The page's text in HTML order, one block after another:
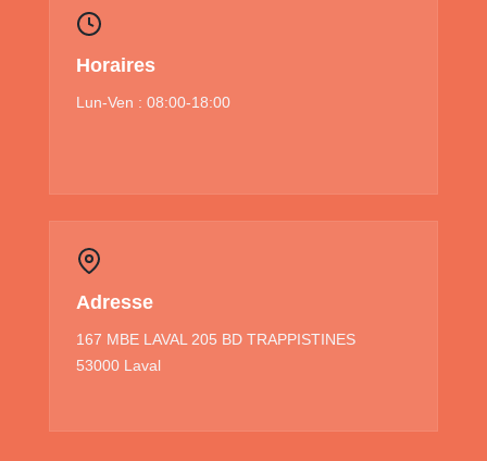
Horaires
Lun-Ven : 08:00-18:00
Adresse
167 MBE LAVAL 205 BD TRAPPISTINES
53000 Laval